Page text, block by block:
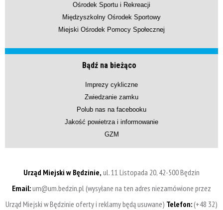
Ośrodek Sportu i Rekreacji
Międzyszkolny Ośrodek Sportowy
Miejski Ośrodek Pomocy Społecznej
Bądź na bieżąco
Imprezy cykliczne
Zwiedzanie zamku
Polub nas na facebooku
Jakość powietrza i informowanie
GZM
Urząd Miejski w Będzinie, ul. 11 Listopada 20, 42-500 Będzin
Email:um@um.bedzin.pl (wysyłane na ten adres niezamówione przez
Urząd Miejski w Będzinie oferty i reklamy będą usuwane) Telefon:(+48 32)